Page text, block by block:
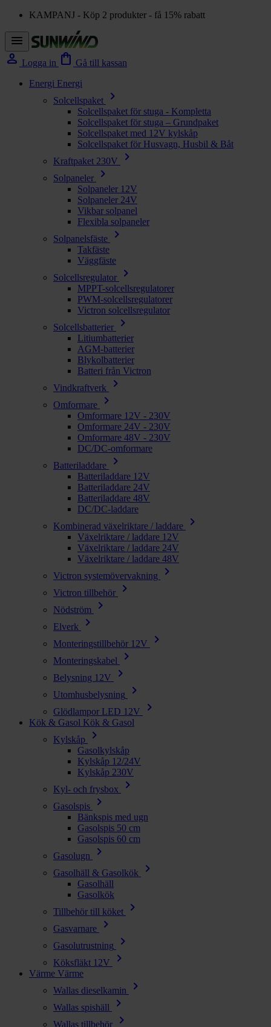
KAMPANJ - Köp 2 produkter - få 15% rabatt
menu
person Logga in shopping_bag Gå till kassan
Energi Energi
Solcellspaket
chevron_right
Solcellspaket för stuga - Kompletta
Solcellspaket för stuga – Grundpaket
Solcellspaket med 12V kylskåp
Solcellspaket för Husvagn, Husbil & Båt
Kraftpaket 230V
chevron_right
Solpaneler chevron_right
Solpaneler 12V
Solpaneler 24V
Vikbar solpanel
Flexibla solpaneler
Solpanelsfäste
chevron_right
Takfäste
Väggfäste
Solcellsregulator
chevron_right
MPPT-solcellsregulatorer
PWM-solcellsregulatorer
Victron solcellsregulator
Solcellsbatterier
chevron_right
Litiumbatterier
AGM-batterier
Blykolbatterier
Batteri från Victron
Vindkraftverk
chevron_right
Omformare chevron_right
Omformare 12V - 230V
Omformare 24V - 230V
Omformare 48V - 230V
DC/DC-omformare
Batteriladdare
chevron_right
Batteriladdare 12V
Batteriladdare 24V
Batteriladdare 48V
DC/DC-laddare
Kombinerad växelriktare / laddare
chevron_right
Växelriktare / laddare 12V
Växelriktare / laddare 24V
Växelriktare / laddare 48V
Victron systemövervakning
chevron_right
Victron tillbehör chevron_right
Nödström chevron_right
Elverk chevron_right
Monteringstillbehör 12V chevron_right
Monteringskabel chevron_right
Belysning 12V chevron_right
Utomhusbelysning chevron_right
Glödlampor LED 12V chevron_right
Kök & Gasol Kök & Gasol
Kylskåp
chevron_right
Gasolkylskåp
Kylskåp 12/24V
Kylskåp 230V
Kyl- och frysbox
chevron_right
Gasolspis chevron_right
Bänkspis med ugn
Gasolspis 50 cm
Gasolspis 60 cm
Gasolugn
chevron_right
Gasolhäll & Gasolkök chevron_right
Gasolhäll
Gasolkök
Tillbehör till köket
chevron_right
Gasvarnare chevron_right
Gasolutrustning chevron_right
Köksfläkt 12V chevron_right
Värme Värme
Wallas dieselkamin
chevron_right
Wallas spishäll chevron_right
Wallas tillbehör chevron_right